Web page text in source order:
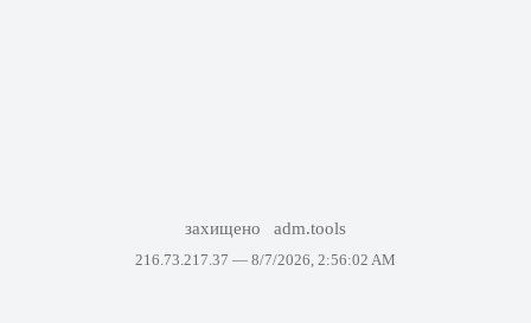
захищено adm.tools
216.73.217.37 — 8/7/2026, 2:56:02 AM